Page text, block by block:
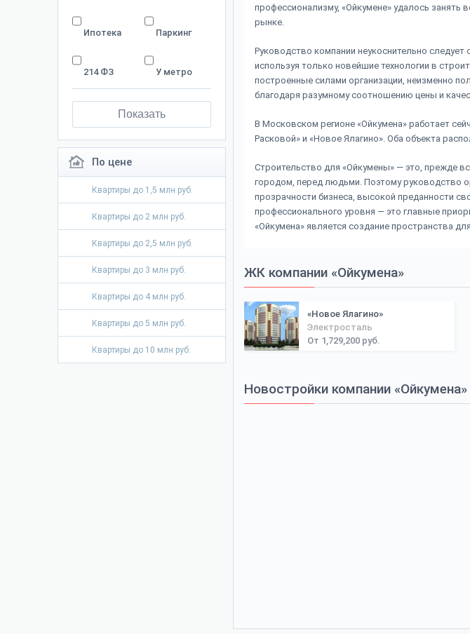
Ипотека Паркинг
214 ФЗ У метро
Показать
По цене
Квартиры до 1,5 млн руб.
Квартиры до 2 млн руб.
Квартиры до 2,5 млн руб.
Квартиры до 3 млн руб.
Квартиры до 4 млн руб.
Квартиры до 5 млн руб.
Квартиры до 10 млн руб.
профессионализму, «Ойкумене» удалось занять
рынке.
Руководство компании неукоснительно
используя только новейшие технологии в
построенные силами организации, неизменно
благодаря разумному соотношению цены и
В Московском регионе «Ойкумена» работает
Расковой» и «Новое Ялагино». Оба объекта
Строительство для «Ойкумены» — это, прежде
городом, перед людьми. Поэтому руководство
прозрачности бизнеса, высокой преданности
профессионального уровня — это главные
«Ойкумена» является создание пространства
ЖК компании «Ойкумена»
«Новое Ялагино»
Электросталь
От 1,729,200 руб.
Новостройки компании «Ойкумена»